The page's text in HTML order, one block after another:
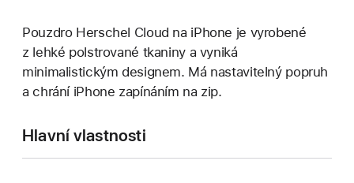
Pouzdro Herschel Cloud na iPhone je vyrobené
z lehké polstrované tkaniny a vyniká
minimalistickým designem. Má nastavitelný popruh
a chrání iPhone zapínáním na zip.
Hlavní vlastnosti